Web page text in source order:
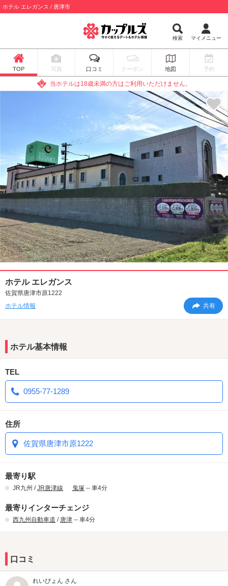
ホテル エレガンス / 唐津市
検索 マイメニュー
TOP 写真 口コミ クーポン 地図 予約
当ホテルは18歳未満の方はご利用いただけません。
ホテル エレガンス
佐賀県唐津市原1222
ホテル情報
共有
ホテル基本情報
TEL
0955-77-1289
住所
佐賀県唐津市原1222
最寄り駅
JR九州 /JR唐津線 鬼塚 -- 車4分
最寄りインターチェンジ
西九州自動車道 / 唐津 -- 車4分
口コミ
れいぴょん さん